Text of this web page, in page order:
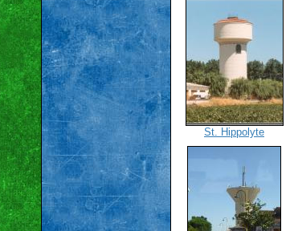
St. Hippolyte